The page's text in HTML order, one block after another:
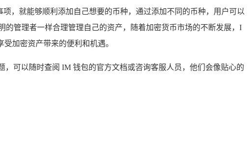
，就能够顺利添加自己想要的币种，通过添加不同的币种，用户可以
管理者一样合理管理自己的资产，随着加密货币市场的不断发展，I
加密资产带来的便利和机遇。
可以随时查阅 IM 钱包的官方文档或咨询客服人员，他们会像贴心的